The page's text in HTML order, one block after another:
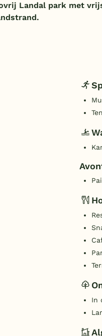
Landal park met
In